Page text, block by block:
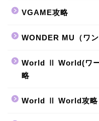
VGAME攻略
WONDER MU（ワ
World Ⅱ World(ワー
略
World Ⅱ World攻略